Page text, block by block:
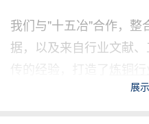
我们与"十五冶"合作，整
据，以及来自行业文献
传的经验，打造了
炼铜
。在1,200度高温下，
展